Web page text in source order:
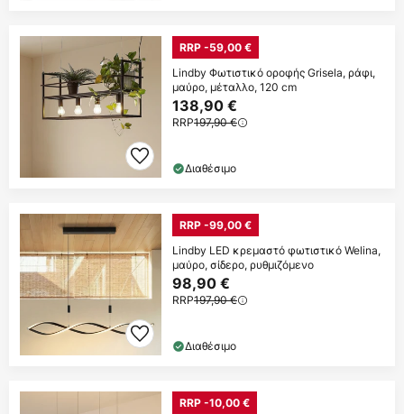
RRP -59,00 €
Lindby Φωτιστικό οροφής Grisela, ράφι,
μαύρο, μέταλλο, 120 cm
138,90 €
RRP197,90 €
Διαθέσιμο
RRP -99,00 €
Lindby LED κρεμαστό φωτιστικό Welina,
μαύρο, σίδερο, ρυθμιζόμενο
98,90 €
RRP197,90 €
Διαθέσιμο
RRP -10,00 €